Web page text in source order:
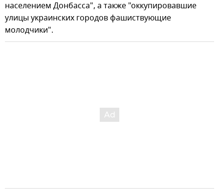
населением Донбасса", а также "оккупировавшие
улицы украинских городов фашиствующие
молодчики".